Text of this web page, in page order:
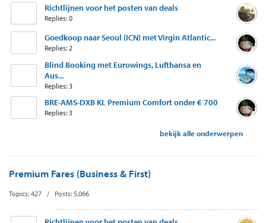
Richtlijnen voor het posten van deals
Replies: 0
Goedkoop naar Seoul (ICN) met Virgin Atlantic...
Replies: 2
Blind Booking met Eurowings, Lufthansa en
Aus...
Replies: 3
BRE-AMS-DXB KL Premium Comfort onder € 700
Replies: 3
bekijk alle onderwerpen
Premium Fares (Business & First)
Topics: 427 / Posts: 5,066